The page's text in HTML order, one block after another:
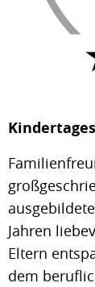
Jahren
Eltern
dem